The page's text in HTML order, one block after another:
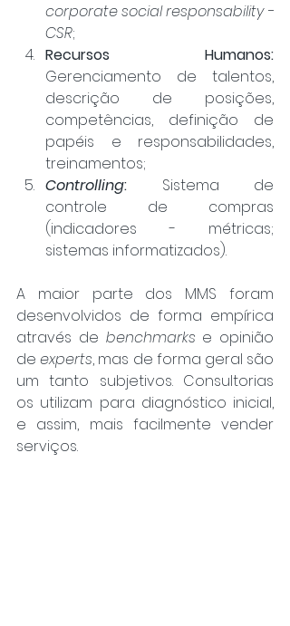
corporate social responsability -
CSR;
Recursos Humanos:
Gerenciamento de talentos,
descrição de posições,
competências, definição de
papéis e responsabilidades,
treinamentos;
Controlling: Sistema de
controle de compras
(indicadores - métricas;
sistemas informatizados).
A maior parte dos MMS foram
desenvolvidos de forma empírica
através de benchmarks e opinião
de experts, mas de forma geral são
um tanto subjetivos. Consultorias
os utilizam para diagnóstico inicial,
e assim, mais facilmente vender
serviços.